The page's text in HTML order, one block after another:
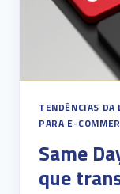
TENDÊNCIAS DA
PARA E-
Same
que